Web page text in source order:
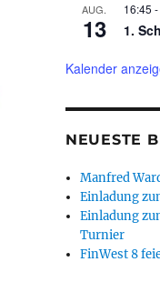
AUG.
13
16:45 -
1.
Kalender
NEUESTE
Manfred
Einladung
Einladung
Turnier
FinWest 8